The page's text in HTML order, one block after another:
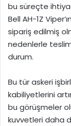
bu süreçte
Bell AH-1Z
sipariş edilmiş
nedenlerle
durum.
Bu tür askeri
kabiliyetlerini
bu görüşmeler
kuvvetleri daha